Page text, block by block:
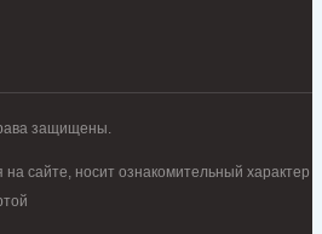
защищены.
сайте, носит ознакомительный характер